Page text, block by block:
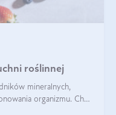
roślinnej
mineralnych,
organizmu. Choć